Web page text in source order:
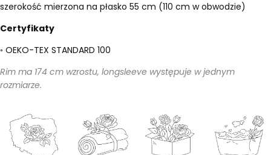
szerokość mierzona na płasko 55 cm (110 cm w obwodzie)
Certyfikaty
◦ OEKO-TEX STANDARD 100
Rim ma 174 cm wzrostu, longsleeve występuje w jednym
rozmiarze.